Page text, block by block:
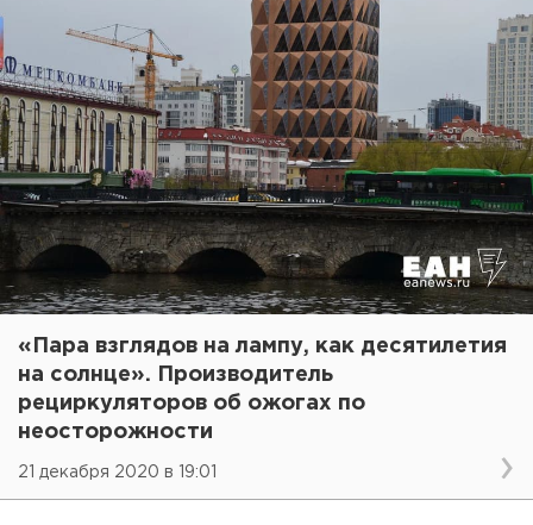
«Пара взглядов на лампу, как десятилетия
на солнце». Производитель
рециркуляторов об ожогах по
неосторожности
21 декабря 2020 в 19:01